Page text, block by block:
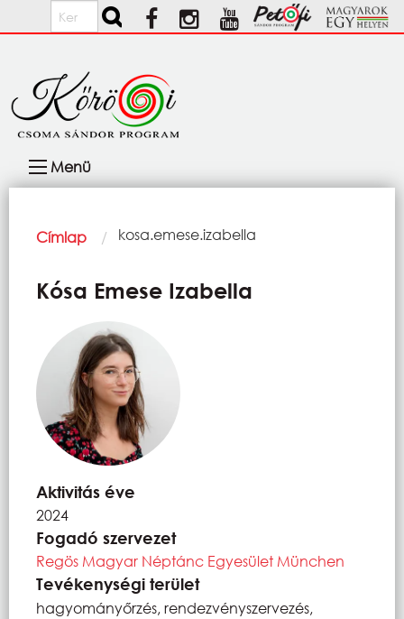
Ugrás a tartalomra
Keresés
navigáció
Menü
Morzsa
Címlap Current:
kosa.emese.izabella
Kósa Emese Izabella
Aktivitás éve
2024
Fogadó szervezet
Regös Magyar Néptánc Egyesület München
Tevékenységi terület
hagyományőrzés, rendezvényszervezés,